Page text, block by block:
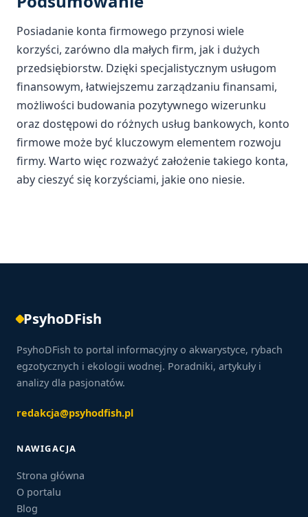
Posiadanie konta firmowego przynosi wiele
korzyści, zarówno dla małych firm, jak i dużych
przedsiębiorstw. Dzięki specjalistycznym usługom
finansowym, łatwiejszemu zarządzaniu finansami,
możliwości budowania pozytywnego wizerunku
oraz dostępowi do różnych usług bankowych, konto
firmowe może być kluczowym elementem rozwoju
firmy. Warto więc rozważyć założenie takiego konta,
aby cieszyć się korzyściami, jakie ono niesie.
PsyhoDFish
PsyhoDFish to portal informacyjny o akwarystyce, rybach
egzotycznych i ekologii wodnej. Poradniki, artykuły i
analizy dla pasjonatów.
redakcja@psyhodfish.pl
NAWIGACJA
Strona główna
O portalu
Blog